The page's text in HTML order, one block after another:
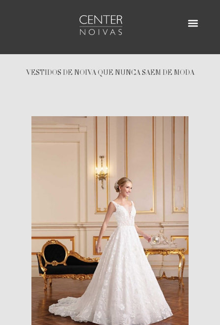
VESTIDOS DE NOIVA QUE NUNCA SAEM DE MODA